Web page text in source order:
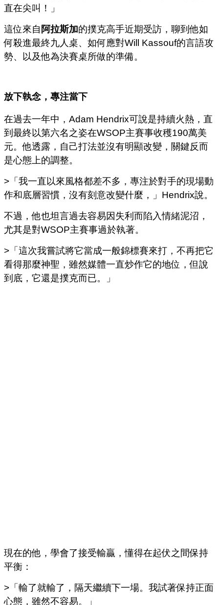
直在尖叫！」
這位來自 阿拉斯加的撲克高手近期受訪，聊到他如
何殺進最終九人桌、如何應對Will Kassouf的言語攻
勢、以及他為決賽桌所做的準備。
放下執念，專注當下
在過去一年中，Adam Hendrix可說是持續火熱，直
到最終以第六名之姿在WSOP主賽事收穫190萬美
元。他透露，自己打法並沒有明顯改變，關鍵反而
是心態上的調整。
>「我一直以來風格都差不多，專注於對手的現場動
作和底層習慣，沒有刻意改變什麼，」Hendrix說。
不過，他也坦言過去容易因失利而陷入情緒泥沼，
尤其是對WSOP主賽事過於執著。
>「這次我嘗試將它當成一般錦標賽來打，不再把它
看得那麼神聖，雖然媒體一直炒作它的地位，但說
到底，它還是撲克而已。」
現在的他，學會了接受輸贏，懂得在起伏之間保持
平衡：
>「輸了就輸了，隔天繼續下一場。我試著保持正面
心態，雖然不容易。」